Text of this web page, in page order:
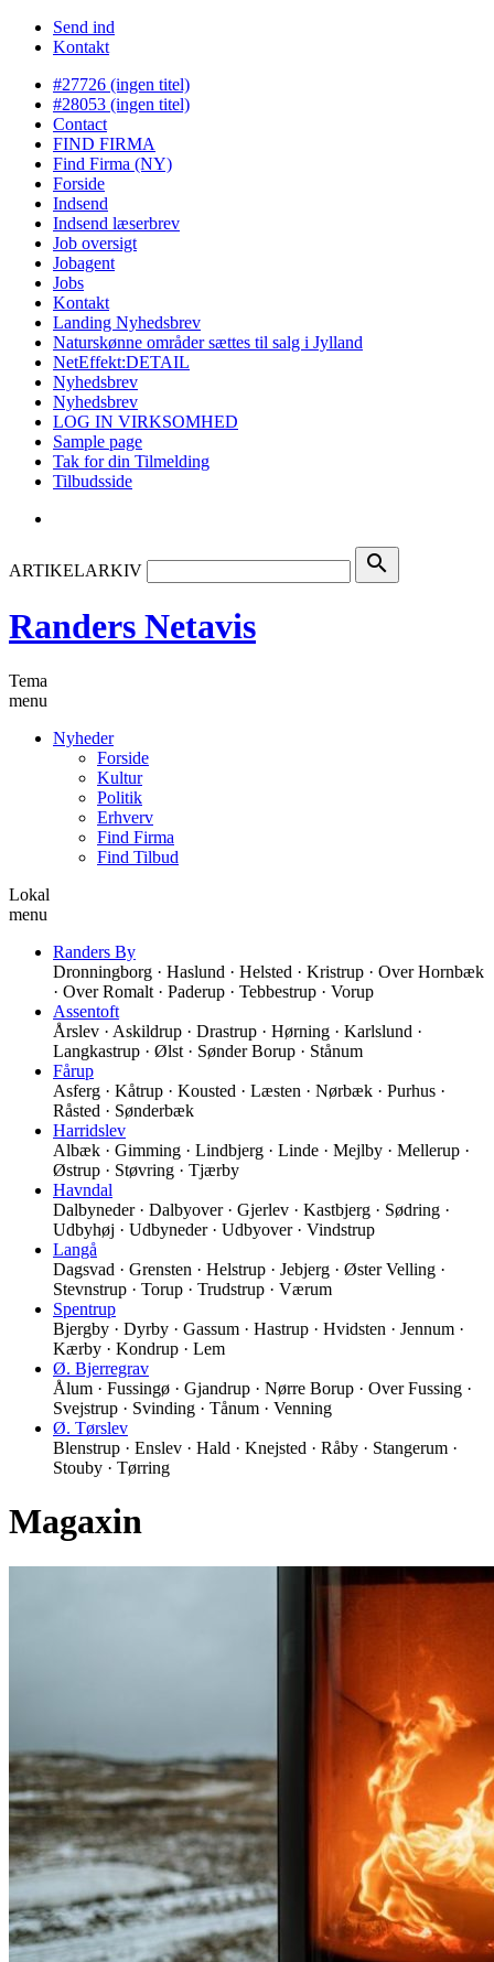
Send ind
Kontakt
#27726 (ingen titel)
#28053 (ingen titel)
Contact
FIND FIRMA
Find Firma (NY)
Forside
Indsend
Indsend læserbrev
Job oversigt
Jobagent
Jobs
Kontakt
Landing Nyhedsbrev
Naturskønne områder sættes til salg i Jylland
NetEffekt:DETAIL
Nyhedsbrev
Nyhedsbrev
LOG IN VIRKSOMHED
Sample page
Tak for din Tilmelding
Tilbudsside
ARTIKELARKIV search
Randers Netavis
Tema
menu
Nyheder
Forside
Kultur
Politik
Erhverv
Find Firma
Find Tilbud
Lokal
menu
Randers By
Dronningborg · Haslund · Helsted · Kristrup · Over Hornbæk
· Over Romalt · Paderup · Tebbestrup · Vorup
Assentoft
Årslev · Askildrup · Drastrup · Hørning · Karlslund ·
Langkastrup · Ølst · Sønder Borup · Stånum
Fårup
Asferg · Kåtrup · Kousted · Læsten · Nørbæk · Purhus ·
Råsted · Sønderbæk
Harridslev
Albæk · Gimming · Lindbjerg · Linde · Mejlby · Mellerup ·
Østrup · Støvring · Tjærby
Havndal
Dalbyneder · Dalbyover · Gjerlev · Kastbjerg · Sødring ·
Udbyhøj · Udbyneder · Udbyover · Vindstrup
Langå
Dagsvad · Grensten · Helstrup · Jebjerg · Øster Velling ·
Stevnstrup · Torup · Trudstrup · Værum
Spentrup
Bjergby · Dyrby · Gassum · Hastrup · Hvidsten · Jennum ·
Kærby · Kondrup · Lem
Ø. Bjerregrav
Ålum · Fussingø · Gjandrup · Nørre Borup · Over Fussing ·
Svejstrup · Svinding · Tånum · Venning
Ø. Tørslev
Blenstrup · Enslev · Hald · Knejsted · Råby · Stangerum ·
Stouby · Tørring
Magaxin